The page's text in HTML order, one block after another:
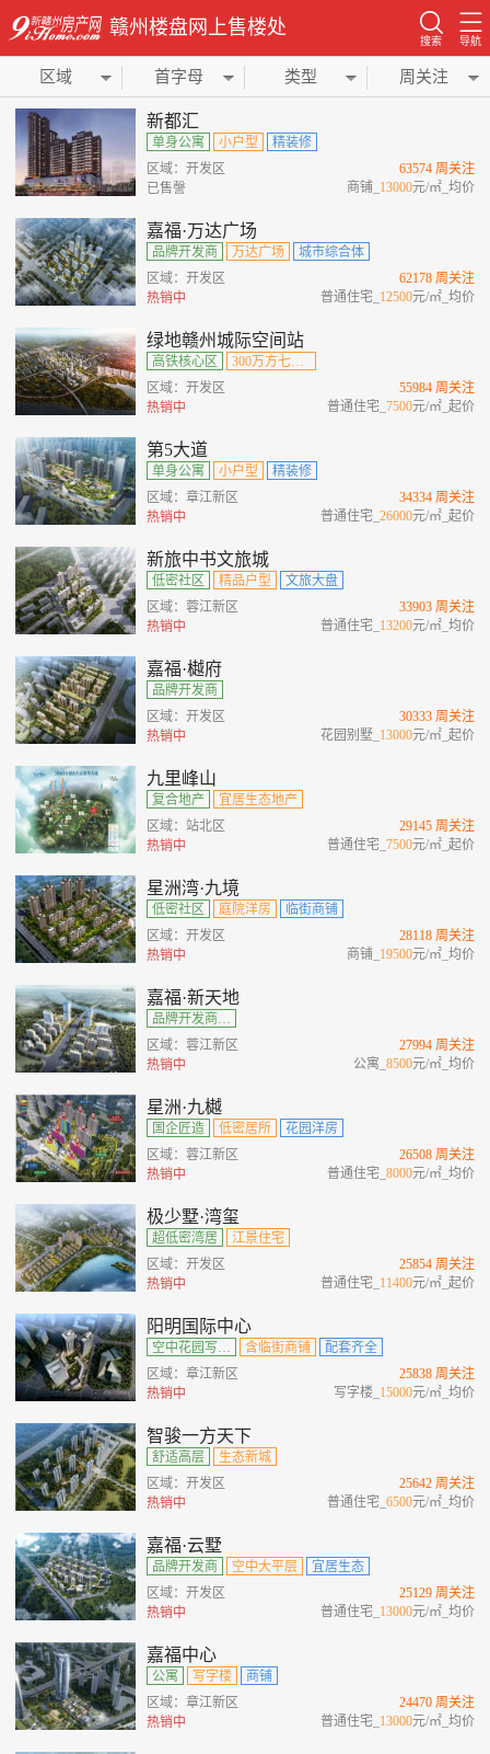
赣州楼盘网上售楼处
搜索 导航
区域 首字母 类型 周关注
新都汇
单身公寓 小户型
精装修
区域：开发区
已售謦
63574 周关注
商铺_ 13000元/㎡_均价
嘉福·万达广场
品牌开发商 万达广场
城市综合体
区域：开发区
热销中
62178 周关注
普通住宅_ 12500元/㎡_均价
绿地赣州城际空间站
高铁核心区
300万方七位一体综合城
区域：开发区
热销中
55984 周关注
普通住宅_7500元/㎡_起价
第5大道
单身公寓 小户型
精装修
区域：章江新区
热销中
34334 周关注
普通住宅_26000元/㎡_起价
新旅中书文旅城
低密社区 精品户型
文旅大盘
区域：蓉江新区
热销中
33903 周关注
普通住宅_ 13200元/㎡_均价
嘉福·樾府
品牌开发商
区域：开发区
热销中
30333 周关注
花园别墅_ 13000元/㎡_起价
九里峰山
复合地产
宜居生态地产
区域：站北区
热销中
29145 周关注
普通住宅_7500元/㎡_起价
星洲湾·九境
低密社区 庭院洋房
临街商铺
区域：开发区
热销中
28118 周关注
商铺_ 19500元/㎡_均价
嘉福·新天地
品牌开发商、城央绿肺观邸、多维商业范本、公园环绕
区域：蓉江新区
热销中
27994 周关注
公寓_8500元/㎡_均价
星洲·九樾
国企匠造 低密居所
花园洋房
区域：蓉江新区
热销中
26508 周关注
普通住宅_8000元/㎡_均价
极少墅·湾玺
超低密湾居
江景住宅
区域：开发区
热销中
25854 周关注
普通住宅_ 11400元/㎡_起价
阳明国际中心
空中花园写字楼 含临街商铺
配套齐全
区域：章江新区
热销中
25838 周关注
写字楼_ 15000元/㎡_均价
智骏一方天下
舒适高层
生态新城
区域：开发区
热销中
25642 周关注
普通住宅_6500元/㎡_均价
嘉福·云墅
品牌开发商 空中大平层
宜居生态
区域：开发区
热销中
25129 周关注
普通住宅_ 13000元/㎡_均价
嘉福中心
公寓 写字楼
商铺
区域：章江新区
热销中
24470 周关注
普通住宅_ 13000元/㎡_均价